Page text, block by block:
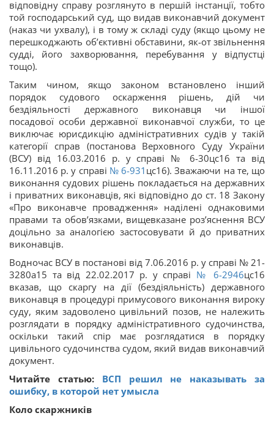
відповідну справу розглянуто в першій інстанції, тобто
той господарський суд, що видав виконавчий документ
(наказ чи ухвалу), і в тому ж складі суду (якщо цьому не
перешкоджають об’єктивні обставини, як-от звільнення
судді, його захворювання, перебування у відпустці
тощо).
Таким чином, якщо законом встановлено інший
порядок судового оскарження рішень, дій чи
бездіяльності державного виконавця чи іншої
посадової особи державної виконавчої служби, то це
виключає юрисдикцію адміністративних судів у такій
категорії справ (постанова Верховного Суду України
(ВСУ) від 16.03.2016 р. у справі № 6-30цс16 та від
16.11.2016 р. у справі № 6-931 цс16). Зважаючи на те, що
виконання судових рішень покладається на державних
і приватних виконавців, які відповідно до ст. 18 Закону
«Про виконавче провадження» наділені однаковими
правами та обов’язками, вищевказане роз’яснення ВСУ
доцільно за аналогією застосовувати й до приватних
виконавців.
Водночас ВСУ в постанові від 7.06.2016 р. у справі № 21-
3280а15 та від 22.02.2017 р. у справі № 6-2946цс16
вказав, що скаргу на дії (бездіяльність) державного
виконавця в процедурі примусового виконання вироку
суду, яким задоволено цивільний позов, не належить
розглядати в порядку адміністративного судочинства,
оскільки такий спір має розглядатися в порядку
цивільного судочинства судом, який видав виконавчий
документ.
Читайте статью: ВСП решил не наказывать за
ошибку, в которой нет умысла
Коло скаржників